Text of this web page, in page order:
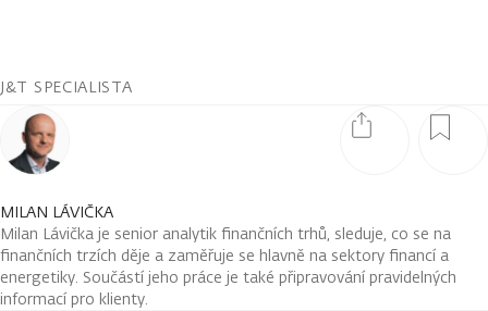
J&T SPECIALISTA
MILAN LÁVIČKA
Milan Lávička je senior analytik finančních trhů, sleduje, co se na
finančních trzích děje a zaměřuje se hlavně na sektory financí a
energetiky. Součástí jeho práce je také připravování pravidelných
informací pro klienty.